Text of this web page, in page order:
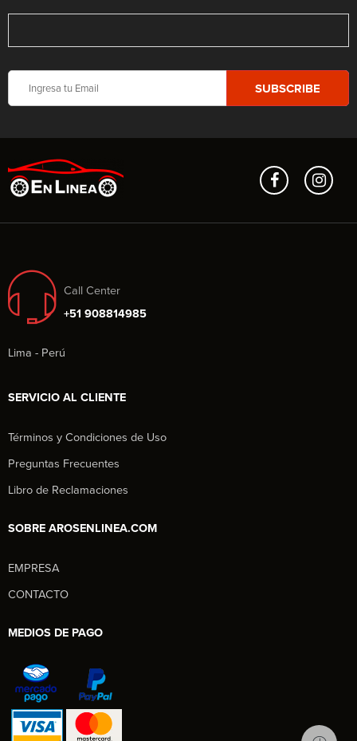
Call Center
+51 908814985
Lima - Perú
SERVICIO AL CLIENTE
Términos y Condiciones de Uso
Preguntas Frecuentes
Libro de Reclamaciones
SOBRE AROSENLINEA.COM
EMPRESA
CONTACTO
MEDIOS DE PAGO